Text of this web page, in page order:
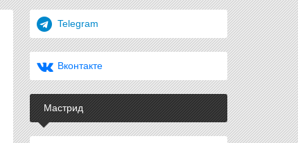
Telegram
Вконтакте
Мастрид